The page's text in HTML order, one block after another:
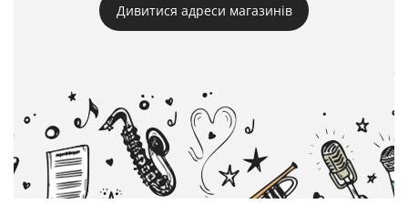
Дивитися адреси магазинів